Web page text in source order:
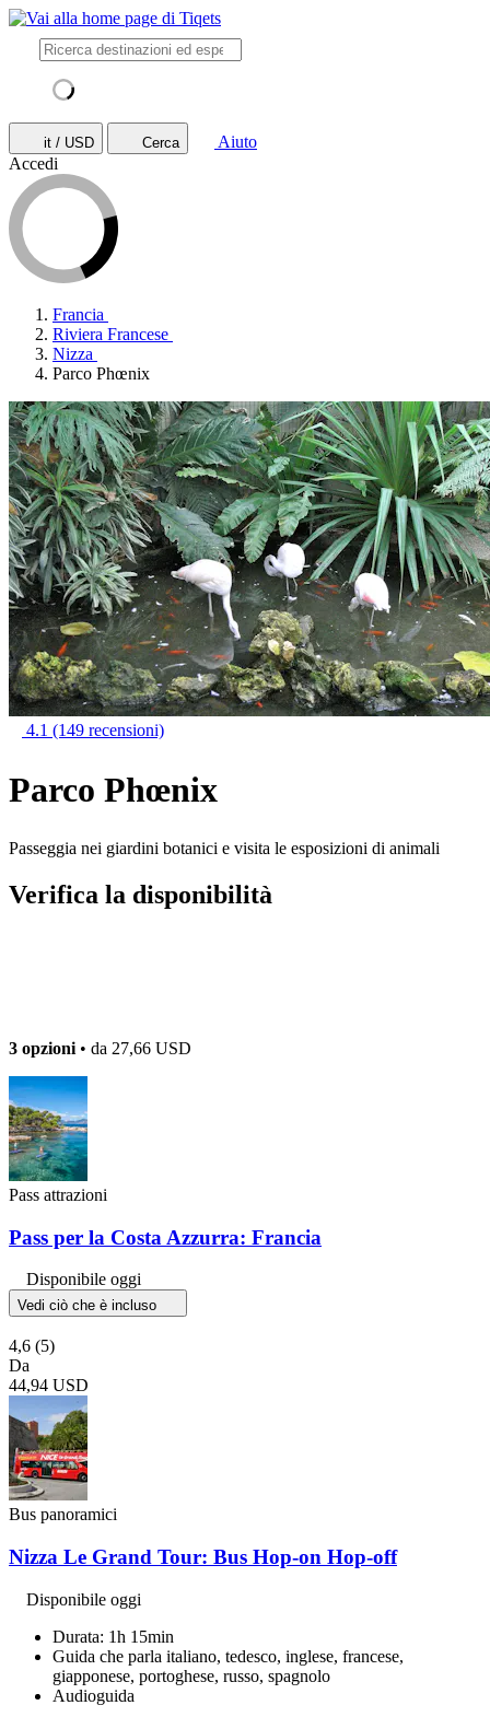
it / USD Cerca
Aiuto
Accedi
Francia
Riviera Francese
Nizza
Parco Phœnix
4.1 (149 recensioni)
Parco Phœnix
Passeggia nei giardini botanici e visita le esposizioni di animali
Verifica la disponibilità
3 opzioni • da 27,66 USD
Pass attrazioni
Pass per la Costa Azzurra: Francia
Disponibile oggi
Vedi ciò che è incluso
4,6 (5)
Da
44,94 USD
Bus panoramici
Nizza Le Grand Tour: Bus Hop-on Hop-off
Disponibile oggi
Durata: 1h 15min
Guida che parla italiano, tedesco, inglese, francese,
giapponese, portoghese, russo, spagnolo
Audioguida